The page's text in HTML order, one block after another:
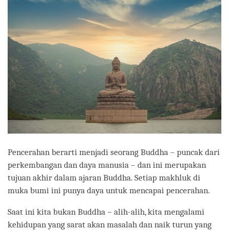
Pencerahan berarti menjadi seorang Buddha – puncak dari
perkembangan dan daya manusia – dan ini merupakan
tujuan akhir dalam ajaran Buddha. Setiap makhluk di
muka bumi ini punya daya untuk mencapai pencerahan.
Saat ini kita bukan Buddha – alih-alih, kita mengalami
kehidupan yang sarat akan masalah dan naik turun yang